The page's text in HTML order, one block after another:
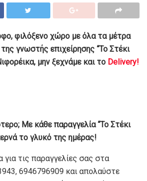
φιλόξενο χώρο με όλα τα μέτρα
γνωστής επιχείρησης “Το Στέκι
μην ξεχνάμε και το Delivery!
Με κάθε παραγγελία “Το Στέκι
το γλυκό της ημέρας!
τις παραγγελίες σας στα
6946796909 και απολαύστε